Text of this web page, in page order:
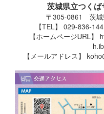
茨城県立つく
〒305-0861 茨城
【TEL】 029-836-
【ホームページURL】
【メールアドレス】